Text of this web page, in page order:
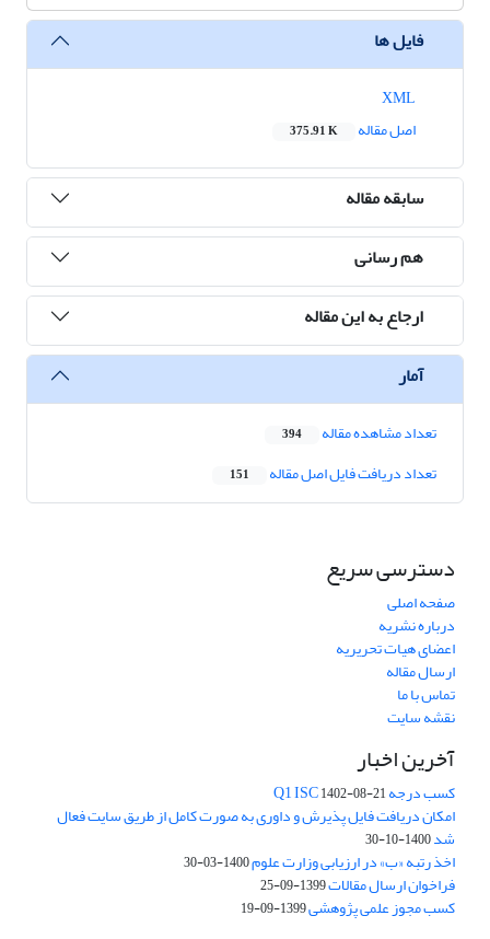
فایل ها
اصل مقاله
375.91 K
سابقه مقاله
هم رسانی
ارجاع به این مقاله
آمار
تعداد مشاهده مقاله 394
تعداد دریافت فایل اصل مقاله 151
دسترسی سریع
صفحه اصلی
درباره نشریه
اعضای هیات تحریریه
ارسال مقاله
تماس با ما
نقشه سایت
آخرین اخبار
کسب درجه Q1 ISC1402-08-21
امکان دریافت فایل پذیرش و داوری به صورت کامل از طریق سایت فعال
شد1400-10-30
اخذ رتبه «ب» در ارزیابی وزارت علوم1400-03-30
فراخوان ارسال مقالات1399-09-25
کسب مجوز علمی پژوهشی1399-09-19